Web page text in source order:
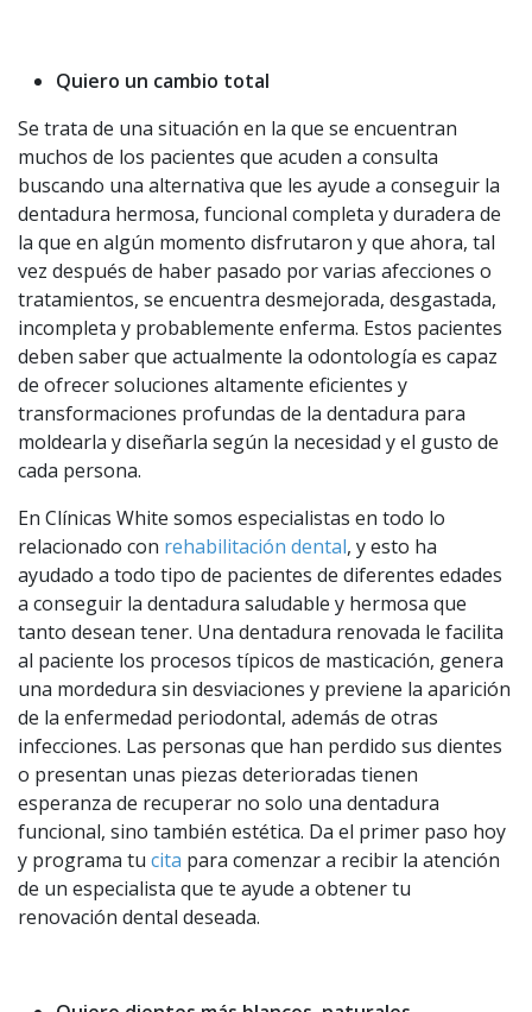
Quiero un cambio total
Se trata de una situación en la que se encuentran
muchos de los pacientes que acuden a consulta
buscando una alternativa que les ayude a conseguir la
dentadura hermosa, funcional completa y duradera de
la que en algún momento disfrutaron y que ahora, tal
vez después de haber pasado por varias afecciones o
tratamientos, se encuentra desmejorada, desgastada,
incompleta y probablemente enferma. Estos pacientes
deben saber que actualmente la odontología es capaz
de ofrecer soluciones altamente eficientes y
transformaciones profundas de la dentadura para
moldearla y diseñarla según la necesidad y el gusto de
cada persona.
En Clínicas White somos especialistas en todo lo
relacionado con rehabilitación dental, y esto ha
ayudado a todo tipo de pacientes de diferentes edades
a conseguir la dentadura saludable y hermosa que
tanto desean tener. Una dentadura renovada le facilita
al paciente los procesos típicos de masticación, genera
una mordedura sin desviaciones y previene la aparición
de la enfermedad periodontal, además de otras
infecciones. Las personas que han perdido sus dientes
o presentan unas piezas deterioradas tienen
esperanza de recuperar no solo una dentadura
funcional, sino también estética. Da el primer paso hoy
y programa tu cita para comenzar a recibir la atención
de un especialista que te ayude a obtener tu
renovación dental deseada.